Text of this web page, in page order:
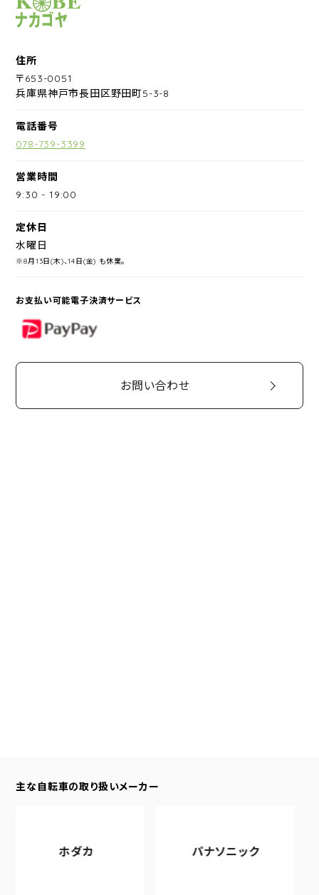
住所
〒653-0051
兵庫県神戸市長田区野田町5-3-8
電話番号
078-739-3399
営業時間
9:30 -19:00
定休日
水曜日
※8月13日(木)、14日(金) も休業。
お支払い可能電子決済サービス
PayPay
お問い合わせ
主な自転車の取り扱いメーカー
ホダカ パナソニック